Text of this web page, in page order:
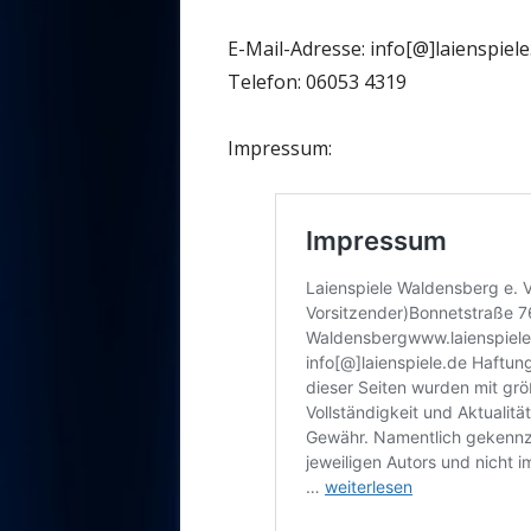
E-Mail-Adresse:
Telefon: 06053 4319
Impressum: